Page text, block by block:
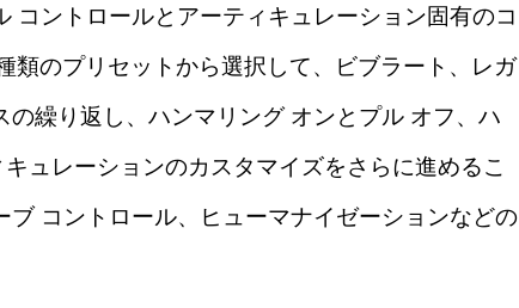
コントロールとアーティキュレーション固有のコ
類のプリセットから選択して、ビブラート、レガ
繰り返し、ハンマリング オンとプル オフ、ハ
ュレーションのカスタマイズをさらに進めるこ
コントロール、ヒューマナイゼーションなどの